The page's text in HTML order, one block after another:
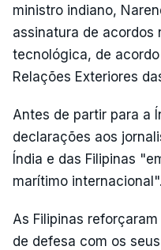
ministro indiano,
assinatura de acordos
tecnológica, de
Relações Exteriores
Antes de partir para a
declarações aos
Índia e das Filipinas
marítimo internacional".
As Filipinas
de defesa com os